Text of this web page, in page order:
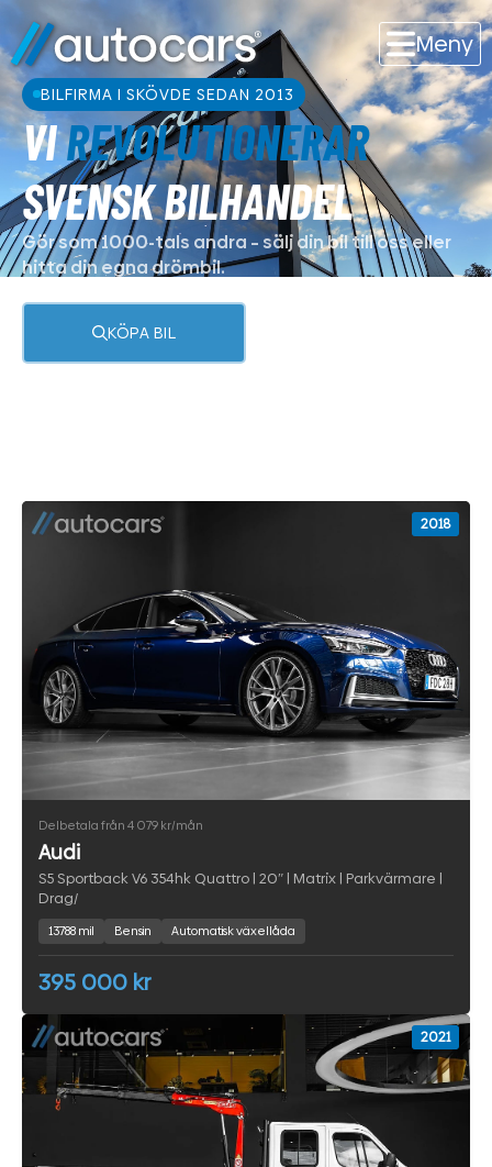
Meny
BILFIRMA I SKÖVDE SEDAN 2013
VIREVOLUTIONERAR
SVENSK BILHANDEL
Gör som 1000-tals andra – sälj din bil till oss eller
hitta din egna drömbil.
KÖPA BIL
2018
Delbetala från 4 079 kr/mån
Audi
S5 Sportback V6 354hk Quattro | 20″ | Matrix | Parkvärmare |
Drag/
13788 mil Bensin Automatisk växellåda
395 000 kr
2021